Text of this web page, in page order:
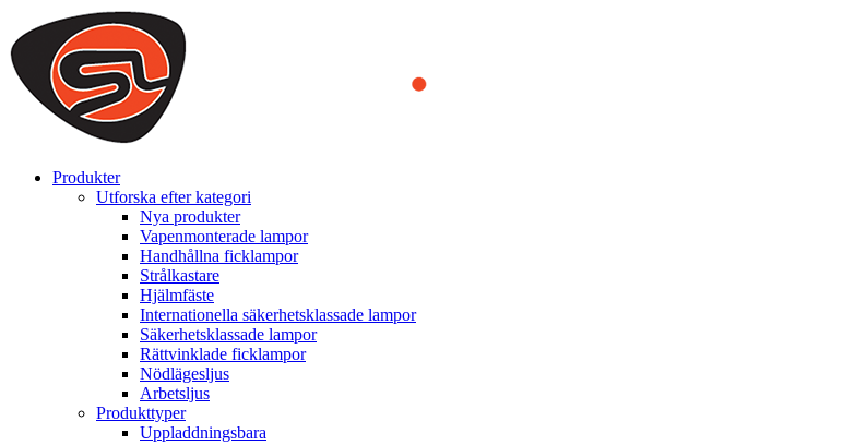
We use cookies to ensure that we provide you the best experience on our website. By continuing to browse this website,
you a better experience. To learn more or to find out how you can disable cookies, you can access our
ACCEPT AND CLOSE
Produkter
Utforska efter kategori
Nya produkter
Vapenmonterade lampor
Handhållna ficklampor
Strålkastare
Hjälmfäste
Internationella säkerhetsklassade lampor
Säkerhetsklassade lampor
Rättvinklade ficklampor
Nödlägesljus
Arbetsljus
Produkttyper
Uppladdningsbara